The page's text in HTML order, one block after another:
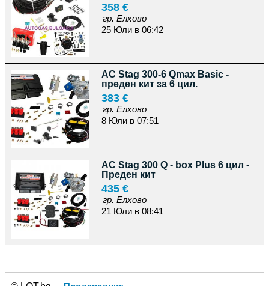
358 €
гр. Елхово
25 Юли в 06:42
AC Stag 300-6 Qmax Basic -
преден кит за 6 цил.
383 €
гр. Елхово
8 Юли в 07:51
AC Stag 300 Q - box Plus 6 цил -
Преден кит
435 €
гр. Елхово
21 Юли в 08:41